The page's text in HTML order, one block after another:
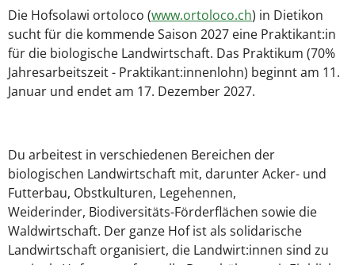
Die Hofsolawi ortoloco (www.ortoloco.ch) in Dietikon
sucht für die kommende Saison 2027 eine Praktikant:in
für die biologische Landwirtschaft. Das Praktikum (70%
Jahresarbeitszeit - Praktikant:innenlohn) beginnt am 11.
Januar und endet am 17. Dezember 2027.
Du arbeitest in verschiedenen Bereichen der
biologischen Landwirtschaft mit, darunter Acker- und
Futterbau, Obstkulturen, Legehennen,
Weiderinder, Biodiversitäts-Förderflächen sowie die
Waldwirtschaft. Der ganze Hof ist als solidarische
Landwirtschaft organisiert, die Landwirt:innen sind zu